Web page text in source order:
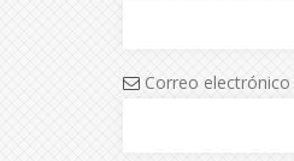
Correo electrónico